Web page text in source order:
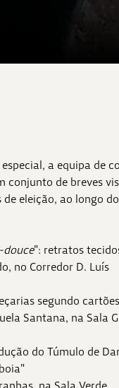
a equipa de
conjunto de breves
de eleição, ao longo
douce": retratos
no Corredor D. Luís
segundo
Santana, na Sala
do Túmulo de